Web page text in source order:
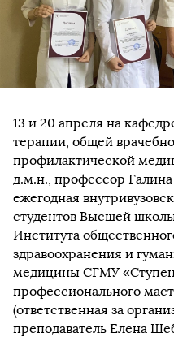
13 и 20 апреля на
терапии, общей
профилактической
д.м.н., профессор
ежегодная
студентов Высшей
Института
здравоохранения и
медицины СГМУ
профессионального
(ответственная за
преподаватель Елена